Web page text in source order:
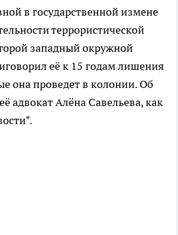
в государственной измене
террористической
западный окружной
её к 15 годам лишения
она проведет в колонии. Об
адвокат Алёна Савельева, как